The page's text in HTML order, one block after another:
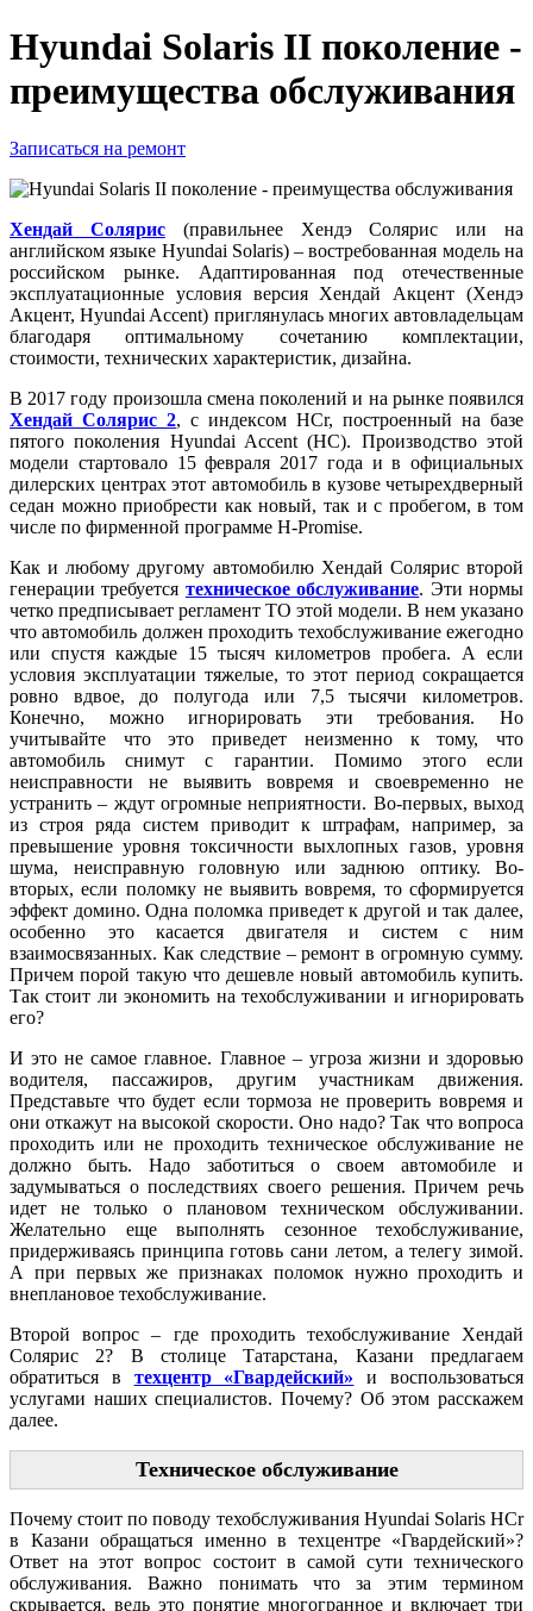
Hyundai Solaris II поколение -
преимущества обслуживания
Записаться на ремонт
Хендай Солярис(правильнее Хендэ Солярис или на
английском языке Hyundai Solaris) – востребованная модель на
российском рынке. Адаптированная под отечественные
эксплуатационные условия версия Хендай Акцент (Хендэ
Акцент, Hyundai Accent) приглянулась многих автовладельцам
благодаря оптимальному сочетанию комплектации,
стоимости, технических характеристик, дизайна.
В 2017 году произошла смена поколений и на рынке появился
Хендай Солярис 2, с индексом HCr, построенный на базе
пятого поколения Hyundai Accent (HC). Производство этой
модели стартовало 15 февраля 2017 года и в официальных
дилерских центрах этот автомобиль в кузове четырехдверный
седан можно приобрести как новый, так и с пробегом, в том
числе по фирменной программе H-Promise.
Как и любому другому автомобилю Хендай Солярис второй
генерации требуется техническое обслуживание. Эти нормы
четко предписывает регламент ТО этой модели. В нем указано
что автомобиль должен проходить техобслуживание ежегодно
или спустя каждые 15 тысяч километров пробега. А если
условия эксплуатации тяжелые, то этот период сокращается
ровно вдвое, до полугода или 7,5 тысячи километров.
Конечно, можно игнорировать эти требования. Но
учитывайте что это приведет неизменно к тому, что
автомобиль снимут с гарантии. Помимо этого если
неисправности не выявить вовремя и своевременно не
устранить – ждут огромные неприятности. Во-первых, выход
из строя ряда систем приводит к штрафам, например, за
превышение уровня токсичности выхлопных газов, уровня
шума, неисправную головную или заднюю оптику. Во-
вторых, если поломку не выявить вовремя, то сформируется
эффект домино. Одна поломка приведет к другой и так далее,
особенно это касается двигателя и систем с ним
взаимосвязанных. Как следствие – ремонт в огромную сумму.
Причем порой такую что дешевле новый автомобиль купить.
Так стоит ли экономить на техобслуживании и игнорировать
его?
И это не самое главное. Главное – угроза жизни и здоровью
водителя, пассажиров, другим участникам движения.
Представьте что будет если тормоза не проверить вовремя и
они откажут на высокой скорости. Оно надо? Так что вопроса
проходить или не проходить техническое обслуживание не
должно быть. Надо заботиться о своем автомобиле и
задумываться о последствиях своего решения. Причем речь
идет не только о плановом техническом обслуживании.
Желательно еще выполнять сезонное техобслуживание,
придерживаясь принципа готовь сани летом, а телегу зимой.
А при первых же признаках поломок нужно проходить и
внеплановое техобслуживание.
Второй вопрос – где проходить техобслуживание Хендай
Солярис 2? В столице Татарстана, Казани предлагаем
обратиться в техцентр «Гвардейский» и воспользоваться
услугами наших специалистов. Почему? Об этом расскажем
далее.
Техническое обслуживание
Почему стоит по поводу техобслуживания Hyundai Solaris HCr
в Казани обращаться именно в техцентре «Гвардейский»?
Ответ на этот вопрос состоит в самой сути технического
обслуживания. Важно понимать что за этим термином
скрывается, ведь это понятие многогранное и включает три